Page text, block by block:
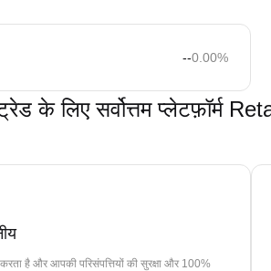
--0.00%
के लिए सर्वोत्तम प्लेटफ़ॉर्म
है और आपकी परिसंपत्तियों की सुरक्षा और 100%